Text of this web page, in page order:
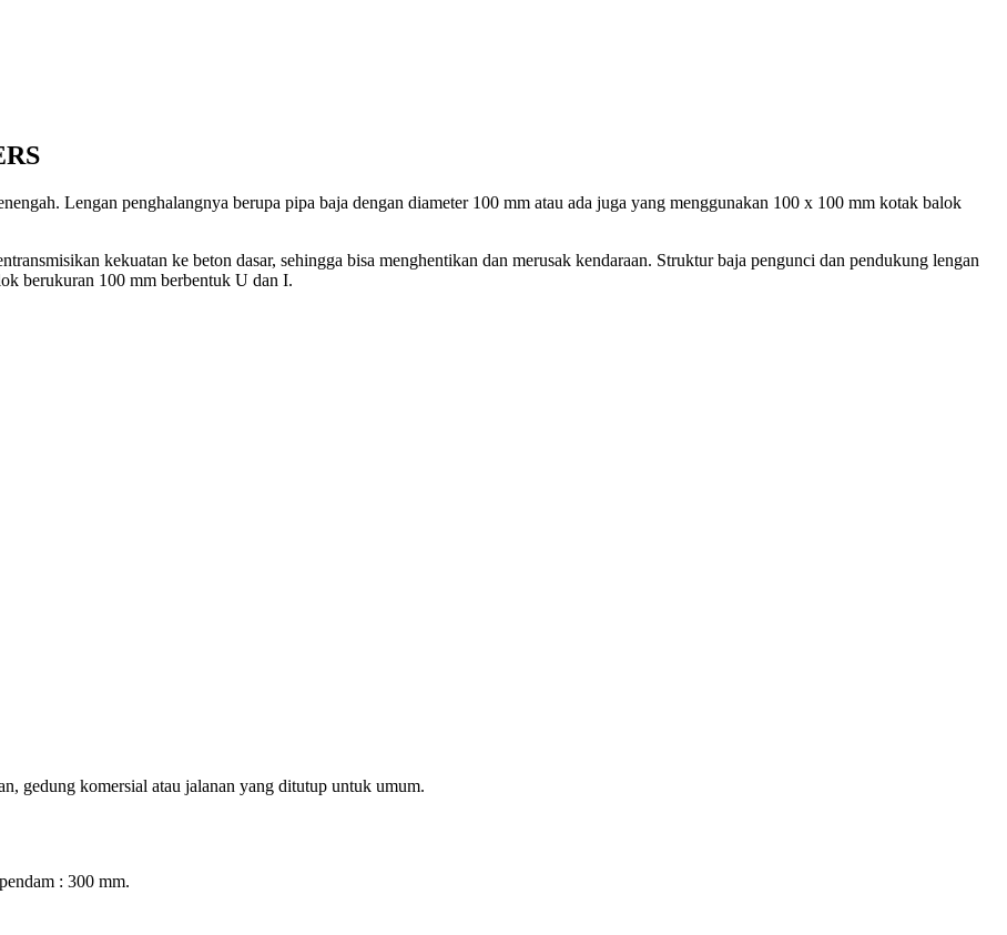
Lengan penghalangnya berupa pipa baja dengan diameter 100 mm atau ada juga yang menggunakan 100 x 100 mm kotak balok
kekuatan ke beton dasar, sehingga bisa menghentikan dan merusak kendaraan. Struktur baja pengunci dan pendukung lengan
berukuran 100 mm berbentuk U dan I.
gedung komersial atau jalanan yang ditutup untuk umum.
: 300 mm.